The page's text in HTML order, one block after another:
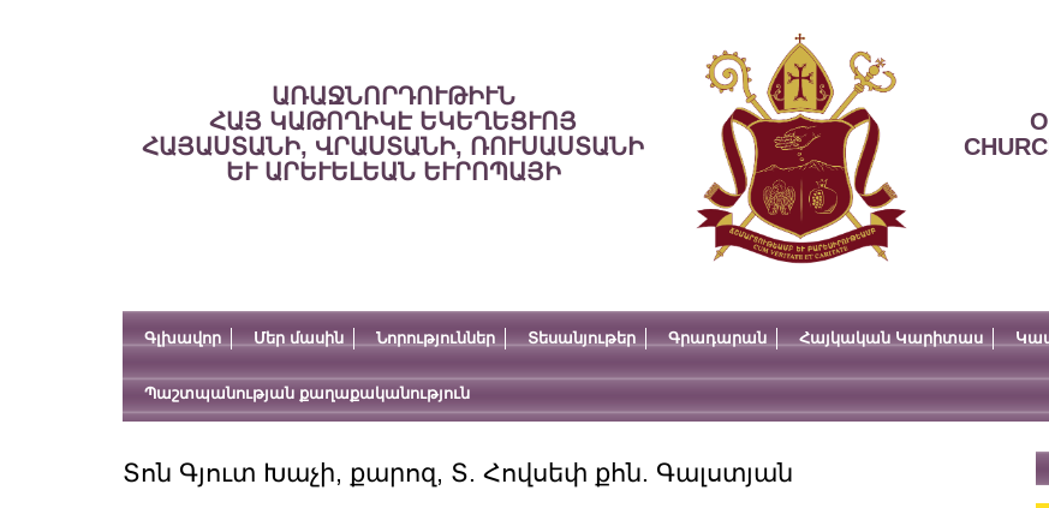
ԱՌԱՋՆՈՐԴՈՒԹԻՒՆ
ՀԱՅ ԿԱԹՈՂԻԿԷ ԵԿԵՂԵՑՒՈՅ
ՀԱՅԱՍՏԱՆԻ, ՎՐԱՍՏԱՆԻ, ՌՈՒՍԱՍՏԱՆԻ
ԵՒ ԱՐԵՒԵԼԵԱՆ ԵՒՐՈՊԱՅԻ
Գլխավոր Մեր մասին Նորություններ Տեսանյութեր Գրադարան Հայկական Կարիտաս
Պաշտպանության քաղաքականություն
Տոն Գյուտ Խաչի, քարոզ, Տ. Հովսեփ քհն. Գալստյան